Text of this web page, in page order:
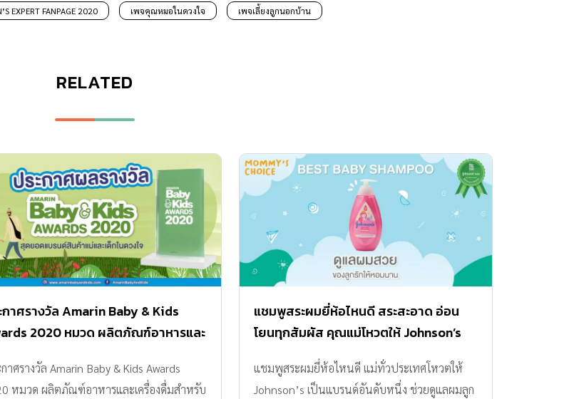
EXPERT FANPAGE 2020 เพจคุณหมอในดวงใจ เพจเลี้ยงลูกนอกบ้าน
RELATED
กาศรางวัล Amarin Baby & Kids
2020 หมวด ผลิตภัณฑ์อาหารและ
าศรางวัล Amarin Baby & Kids Awards
หมวด ผลิตภัณฑ์อาหารและเครื่องดื่มสำหรับ
แชมพูสระผมยี่ห้อไหนดี สระสะอาด อ่อน
โยนทุกสัมผัส คุณแม่โหวตให้ Johnson’s
Active Kids Shampoo เป็นแบรนด์อันดับ
หนึ่งในดวงใจ
แชมพูสระผมยี่ห้อไหนดี แม่ทั่วประเทศโหวตให้
Johnson’s เป็นแบรนด์อันดับหนึ่ง ช่วยดูแลผมลูก